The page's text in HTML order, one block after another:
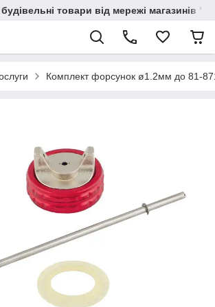
будівельні товари від мережі магазинів
Комплект форсунок ø1.2мм до 81-